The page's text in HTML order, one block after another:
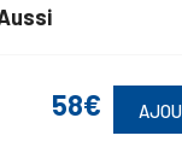
58€